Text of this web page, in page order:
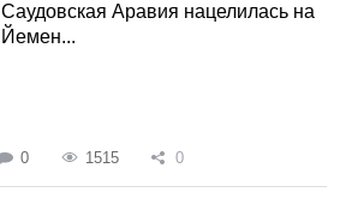
Саудовская Аравия нацелилась на
Йемен...
0 1515 0